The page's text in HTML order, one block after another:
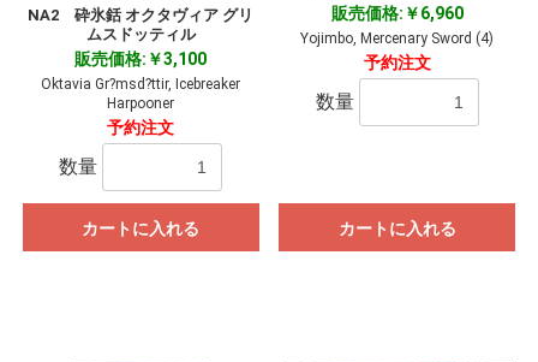
NA2 砕氷銛 オクタヴィア グリ
ムスドッティル
販売価格:￥3,100
Oktavia Gr?msd?ttir, Icebreaker
Harpooner
予約注文
数量
カートに入れる
販売価格:￥6,960
Yojimbo, Mercenary Sword (4)
予約注文
数量
カートに入れる